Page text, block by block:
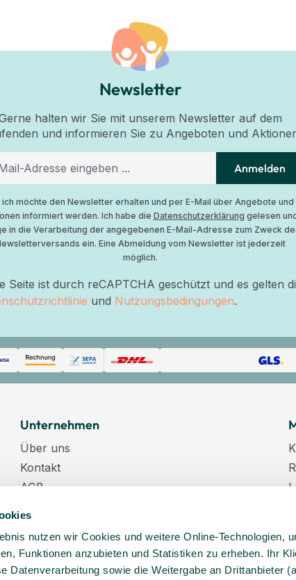
nutzen wir Cookies und weitere Online-Technologien,
Funktionen anzubieten und Statistiken zu erheben. Ihr
Datenverarbeitung sowie die Weitergabe an Drittanbieter
Newsletter
halten wir Sie mit unserem Newsletter auf dem
und informieren Sie zu Angeboten und
Anmelden
ich möchte den Newsletter erhalten und per E-Mail über Angebote und
informiert werden. Ich habe die Datenschutzerklärung gelesen
in die Verarbeitung der angegebenen E-Mail-Adresse zum Zweck
ein. Eine Abmeldung vom Newsletter ist jederzeit
möglich.
Seite ist durch reCAPTCHA geschützt und es gelten
und Nutzungsbedingungen.
Unternehmen
Über uns
Kontakt
AGB
Karriere